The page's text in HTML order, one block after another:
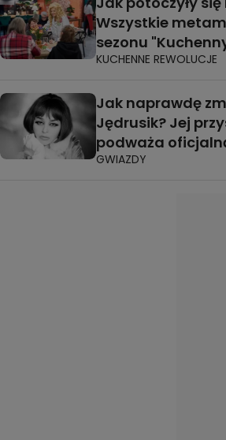
Wszystkie
sezonu
KUCHENNE REWOLUCJE
Jak naprawdę
Jędrusik? Jej
podważa
GWIAZDY